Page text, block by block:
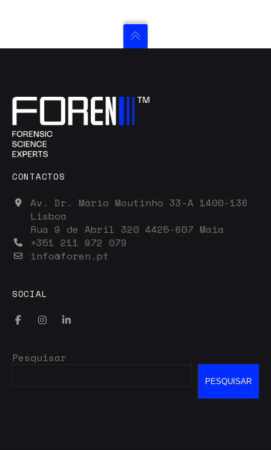
CONTACTOS
Av. Dr. Mário Moutinho 33-A 1400-136
Lisboa
Rua 9 de Abril 320 4425-607 Maia
+351 211 972 079
info@foren.pt
SOCIAL
Pesquisar
PESQUISAR